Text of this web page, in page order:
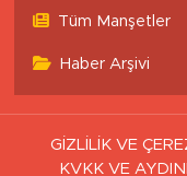
Tüm Manşetler
Haber Arşivi
GİZLİLİK VE
KVKK VE